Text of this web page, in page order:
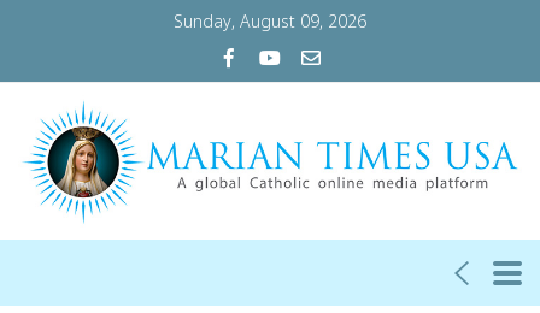
Sunday, August 09, 2026